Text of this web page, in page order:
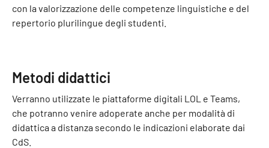
con la valorizzazione delle competenze linguistiche e del
repertorio plurilingue degli studenti.
Metodi didattici
Verranno utilizzate le piattaforme digitali LOL e Teams,
che potranno venire adoperate anche per modalità di
didattica a distanza secondo le indicazioni elaborate dai
CdS.